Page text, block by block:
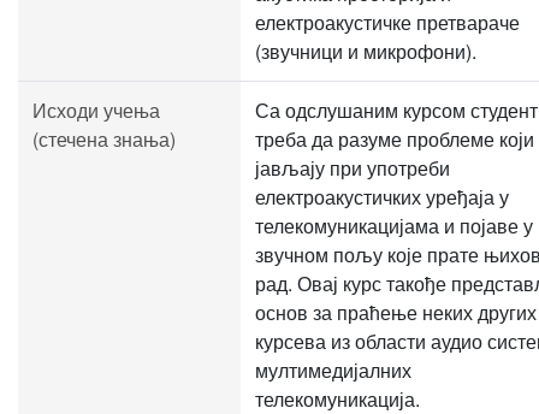
електроакустичке претвараче
(звучници и микрофони).
Исходи учења
(стечена знања)
Са одслушаним курсом студент
треба да разуме проблеме који
јављају при употреби
електроакустичких уређаја у
телекомуникацијама и појаве у
звучном пољу које прате
рад. Овај курс такође
основ за праћење неких других
курсева из области аудио
мултимедијалних
телекомуникација.